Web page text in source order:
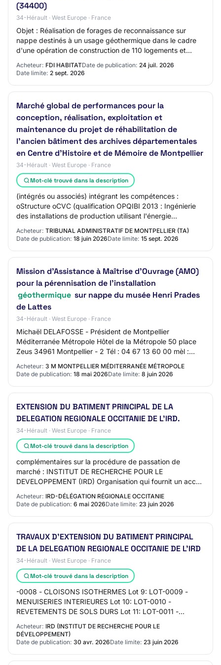
(34400)
34-Hérault · West Europe · France
Objet : Réalisation de forages de reconnaissance sur
nappe destinés à un usage géothermique dans le cadre
d'une opération de construction de 110 logements et
Acheteur: FDI HABITATDate de publication: 24 juil. 2026
Date limite: 2 sept. 2026
Marché global de performances pour la
conception, réalisation, exploitation et
maintenance du projet de réhabilitation de
l'ancien bâtiment des archives départementales
en Centre d'Histoire et de Mémoire de Montpellier
34-Hérault · West Europe · France
Mot-clé trouvé dans la description
(intégrés ou associés) intégrant les compétences :
oStructure oCVC (qualification OPQIBI 2013 : Ingénierie
des installations de production utilisant l'énergie
Acheteur: TRIBUNAL ADMINISTRATIF DE MONTPELLIER (TA)
Date de publication: 18 juin 2026Date limite: 15 sept. 2026
Mission d'Assistance à Maîtrise d'Ouvrage (AMO)
pour la pérennisation de l'installation
géothermique sur nappe du musée Henri Prades
de Lattes
34-Hérault · West Europe · France
Michaël DELAFOSSE - Président de Montpellier
Méditerranée Métropole Hôtel de la Métropole 50 place
Zeus 34961 Montpellier - 2 Tél : 04 67 13 60 00 mèl :
marches-publics@montpellier.fr web : http://ww…
Acheteur: 3 M MONTPELLIER MÉDITERRANÉE MÉTROPOLE
Date de publication: 18 mai 2026Date limite: 8 juin 2026
EXTENSION DU BATIMENT PRINCIPAL DE LA
DELEGATION REGIONALE OCCITANIE DE L'IRD.
34-Hérault · West Europe · France
Mot-clé trouvé dans la description
complémentaires sur la procédure de passation de
marché : INSTITUT DE RECHERCHE POUR LE
DEVELOPPEMENT (IRD) Organisation qui fournit un accès
hors ligne aux documents de marché : INSTITUT DE
RECHERCH…
Acheteur: IRD-DÉLÉGATION RÉGIONALE OCCITANIE
Date de publication: 6 mai 2026Date limite: 23 juin 2026
TRAVAUX D’EXTENSION DU BATIMENT PRINCIPAL
DE LA DELEGATION REGIONALE OCCITANIE DE L’IRD
34-Hérault · West Europe · France
Mot-clé trouvé dans la description
-0008 - CLOISONS ISOTHERMES Lot 9: LOT-0009 -
MENUISERIES INTERIEURES Lot 10: LOT-0010 -
REVETEMENTS DE SOLS DURS Lot 11: LOT-0011 -
REVETEMENTS DE SOLS SOUPLES Lot 12: LOT-0012 -
PEINTURES - NETTOYA…
Acheteur: IRD (INSTITUT DE RECHERCHE POUR LE
DÉVELOPPEMENT)
Date de publication: 30 avr. 2026Date limite: 23 juin 2026